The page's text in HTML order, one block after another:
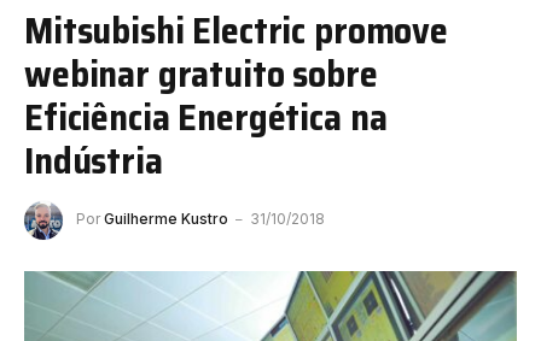
Mitsubishi Electric promove
webinar gratuito sobre
Eficiência Energética na
Indústria
Por Guilherme Kustro 31/10/2018